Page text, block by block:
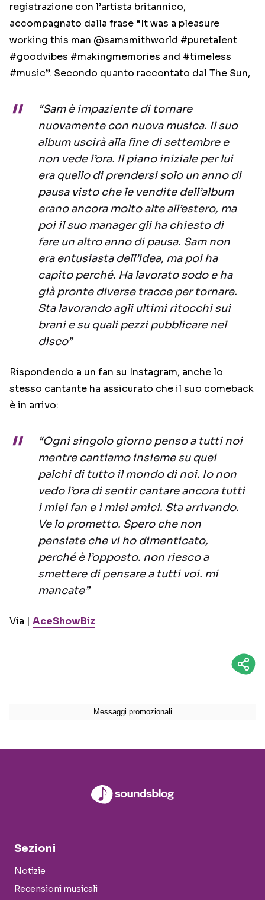
registrazione con l’artista britannico,
accompagnato dalla frase “It was a pleasure
working this man @samsmithworld #puretalent
#goodvibes #makingmemories and #timeless
#music”. Secondo quanto raccontato dal The Sun,
“Sam è impaziente di tornare
nuovamente con nuova musica. Il suo
album uscirà alla fine di settembre e
non vede l’ora. Il piano iniziale per lui
era quello di prendersi solo un anno di
pausa visto che le vendite dell’album
erano ancora molto alte all’estero, ma
poi il suo manager gli ha chiesto di
fare un altro anno di pausa. Sam non
era entusiasta dell’idea, ma poi ha
capito perché. Ha lavorato sodo e ha
già pronte diverse tracce per tornare.
Sta lavorando agli ultimi ritocchi sui
brani e su quali pezzi pubblicare nel
disco”
Rispondendo a un fan su Instagram, anche lo
stesso cantante ha assicurato che il suo comeback
è in arrivo:
“Ogni singolo giorno penso a tutti noi
mentre cantiamo insieme su quei
palchi di tutto il mondo di noi. Io non
vedo l’ora di sentir cantare ancora tutti
i miei fan e i miei amici. Sta arrivando.
Ve lo prometto. Spero che non
pensiate che vi ho dimenticato,
perché è l’opposto. non riesco a
smettere di pensare a tutti voi. mi
mancate”
Via | AceShowBiz
Sezioni
Notizie
Recensioni musicali